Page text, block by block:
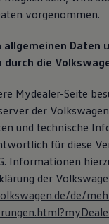
vorgenommen.
allgemeinen Daten
die
Mydealer-Seite
der
und technische
für diese
Informationen
der
de/